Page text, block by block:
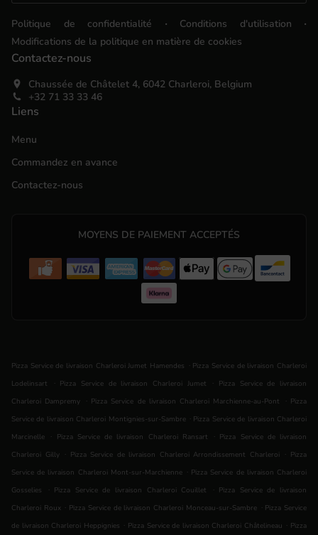
Politique de confidentialité . Conditions d'utilisation .
Modifications de la politique en matière de cookies
Contactez-nous
Chaussée de Châtelet 4, 6042 Charleroi, Belgium
+32 71 33 33 46
Liens
Menu
Commandez en avance
Contactez-nous
MOYENS DE PAIEMENT ACCEPTÉS
Pizza Service de livraison Charleroi Jumet Hamendes . Pizza Service de livraison Charleroi
Lodelinsart
. Pizza Service de livraison Charleroi Jumet . Pizza Service de livraison
Charleroi Dampremy
. Pizza Service de livraison Charleroi Marchienne-au-Pont . Pizza
Service de livraison Charleroi Montignies-sur-Sambre . Pizza Service de livraison Charleroi
Marcinelle
. Pizza Service de livraison Charleroi Ransart . Pizza Service de livraison
Charleroi Gilly
. Pizza Service de livraison Charleroi Arrondissement Charleroi . Pizza
Service de livraison Charleroi Mont-sur-Marchienne . Pizza Service de livraison Charleroi
Gosselies
. Pizza Service de livraison Charleroi Couillet . Pizza Service de livraison
Charleroi Roux . Pizza Service de livraison Charleroi Monceau-sur-Sambre . Pizza Service
de livraison Charleroi Heppignies . Pizza Service de livraison Charleroi Châtelineau . Pizza